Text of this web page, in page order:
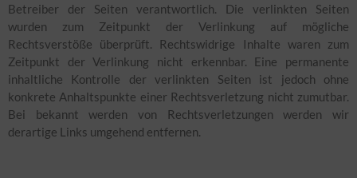
Betreiber der Seiten verantwortlich. Die verlinkten Seiten
wurden zum Zeitpunkt der Verlinkung auf mögliche
Rechtsverstöße überprüft. Rechtswidrige Inhalte waren zum
Zeitpunkt der Verlinkung nicht erkennbar. Eine permanente
inhaltliche Kontrolle der verlinkten Seiten ist jedoch ohne
konkrete Anhaltspunkte einer Rechtsverletzung nicht zumutbar.
Bei bekannt werden von Rechtsverletzungen werden wir
derartige Links umgehend entfernen.